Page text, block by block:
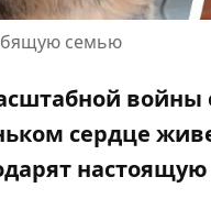
семью
войны
сердце